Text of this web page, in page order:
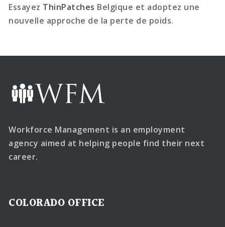
Essayez ThinPatches Belgique et adoptez une
nouvelle approche de la perte de poids.
Workforce Management is an employment
agency aimed at helping people find their next
career.
COLORADO OFFICE